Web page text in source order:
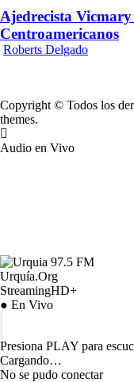
Ajedrecista Vicmary
Centroamericanos
Roberts Delgado
Copyright © Todos los
themes.
Audio en Vivo
Urquía.Org
StreamingHD+
● En Vivo
Presiona PLAY para
Cargando…
No se pudo conectar